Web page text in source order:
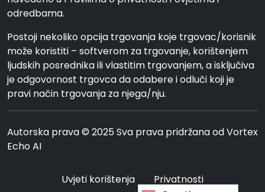
odredbama.
Postoji nekoliko opcija trgovanja koje trgovac/korisnik
može koristiti – softverom za trgovanje, korištenjem
ljudskih posrednika ili vlastitim trgovanjem, a isključiva
je odgovornost trgovca da odabere i odluči koji je
pravi način trgovanja za njega/nju.
Autorska prava © 2025 Sva prava pridržana od Vortex
Echo AI
Uvjeti korištenja
Privatnosti